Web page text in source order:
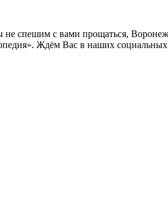
спешим с вами прощаться,
Ждём Вас в наших социальных